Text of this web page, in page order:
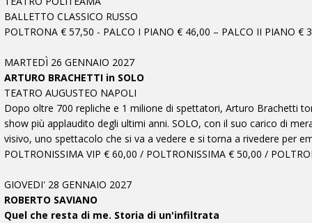
BALLETTO CLASSICO RUSSO
POLTRONA € 57,50 - PALCO I PIANO € 46,00 – PALCO II PIANO €
MARTEDÌ 26 GENNAIO 2027
ARTURO BRACHETTI in SOLO
TEATRO AUGUSTEO NAPOLI
Dopo oltre 700 repliche e 1 milione di spettatori, Arturo Brachetti
show più applaudito degli ultimi anni. SOLO, con il suo carico di
visivo, uno spettacolo che si va a vedere e si torna a rivedere per
POLTRONISSIMA VIP € 60,00 / POLTRONISSIMA € 50,00 /
GIOVEDI' 28 GENNAIO 2027
ROBERTO SAVIANO
Quel che resta di me. Storia di un'infiltrata